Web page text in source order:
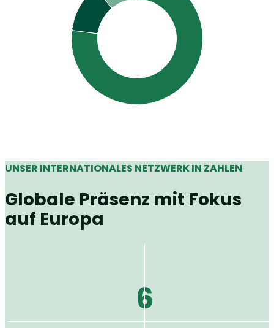
UNSER INTERNATIONALES NETZWERK IN ZAHLEN
Globale Präsenz mit Fokus
auf Europa
6